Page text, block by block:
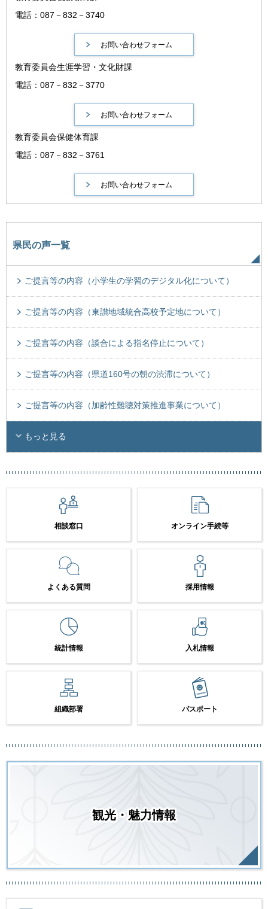
電話：087－832－3740
教育委員会生涯学習・文化財課
電話：087－832－3770
教育委員会保健体育課
電話：087－832－3761
県民の声一覧
ご提言等の内容（小学生の学習のデジタル化について）
ご提言等の内容（東讃地域統合高校予定地について）
ご提言等の内容（談合による指名停止について）
ご提言等の内容（県道160号の朝の渋滞について）
ご提言等の内容（加齢性難聴対策推進事業について）
もっと見る
相談窓口 オンライン手続等
よくある質問 採用情報
統計情報 入札情報
組織部署 パスポート
観光・魅力情報